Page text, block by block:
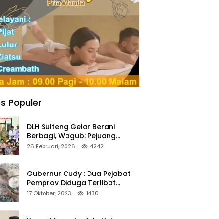
Populer
DLH Sulteng Gelar Berani
Berbagi, Wagub: Pejuang
Lingkungan Harus Jadi Teladan
26 Februari, 2026 4242
Gubernur Cudy : Dua Pejabat
Pemprov Diduga Terlibat
Asmara Terlarang Sudah di
17 Oktober, 2023 1430